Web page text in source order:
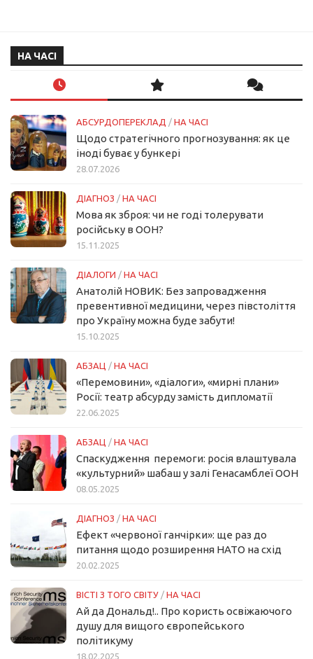
НА ЧАСІ
АБСУРДОПЕРЕКЛАД / НА ЧАСІ
Щодо стратегічного прогнозування: як це
іноді буває у бункері
28.07.2026
ДІАГНОЗ / НА ЧАСІ
Мова як зброя: чи не годі толерувати
російську в ООН?
15.11.2025
ДІАЛОГИ / НА ЧАСІ
Анатолій НОВИК: Без запровадження
превентивної медицини, через півстоліття
про Україну можна буде забути!
15.10.2025
АБЗАЦ / НА ЧАСІ
«Перемовини», «діалоги», «мирні плани»
Росії: театр абсурду замість дипломатії
22.06.2025
АБЗАЦ / НА ЧАСІ
Спаскудження перемоги: росія влаштувала
«культурний» шабаш у залі Генасамблеї ООН
08.05.2025
ДІАГНОЗ / НА ЧАСІ
Ефект «червоної ганчірки»: ще раз до
питання щодо розширення НАТО на схід
20.02.2025
ВІСТІ З ТОГО СВІТУ / НА ЧАСІ
Ай да Дональд!.. Про користь освіжаючого
душу для вищого європейського
політикуму
18.02.2025